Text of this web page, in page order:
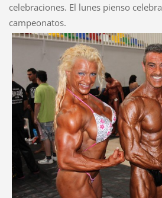
celebraciones. El lunes pienso
campeonatos.